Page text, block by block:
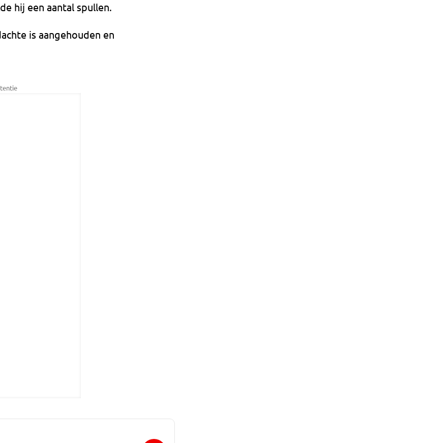
hij een aantal spullen.
is aangehouden en